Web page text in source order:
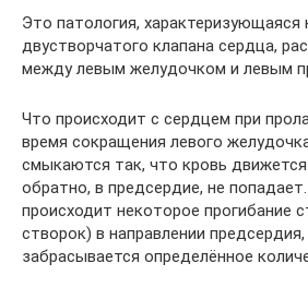
Это патология, характеризующаяся
двустворчатого клапана сердца,
между левым желудочком и левым
Что происходит с сердцем при
время сокращения левого
смыкаются так, что кровь движется
обратно, в предсердие, не
происходит некоторое прогибание
створок) в направлении
забрасывается определённое